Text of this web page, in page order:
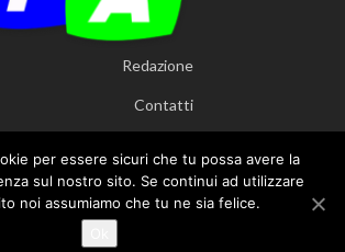
Redazione
Contatti
- Testata Giornalistica Registrata presso Tribunale di
- TUTTI I DIRITTI RISERVATI
per essere sicuri che tu possa avere la
sul nostro sito. Se continui ad utilizzare
noi assumiamo che tu ne sia felice.